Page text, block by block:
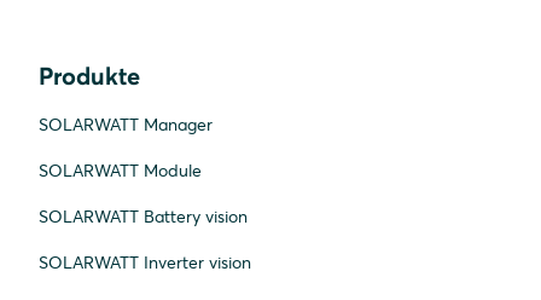
Produkte
SOLARWATT Manager
SOLARWATT Module
SOLARWATT Battery vision
SOLARWATT Inverter vision